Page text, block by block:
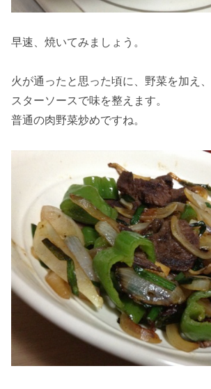
早速、焼いてみましょう。
火が通ったと思った頃に、野菜を加え
スターソースで味を整えます。
普通の肉野菜炒めですね。